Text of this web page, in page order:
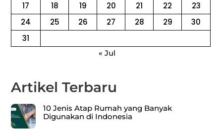
17
18 19 20 21 22
23
24
25 26 27 28 29
30
31
« Jul
Artikel Terbaru
10 Jenis Atap Rumah yang Banyak
Digunakan di Indonesia